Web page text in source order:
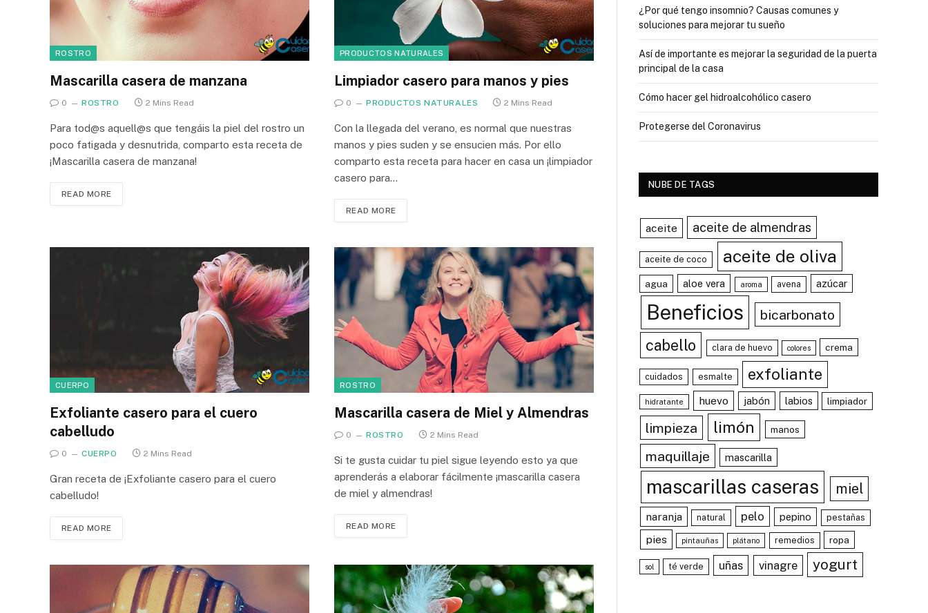
ROSTRO
Mascarilla casera de manzana
0 ROSTRO 2 Mins Read
Para tod@s aquell@s que tengáis la piel del rostro un
poco fatigada y desnutrida, comparto esta receta de
¡Mascarilla casera de manzana!
READ MORE
PRODUCTOS NATURALES
Limpiador casero para manos y pies
0 PRODUCTOS NATURALES 2 Mins Read
Con la llegada del verano, es normal que nuestras
manos y pies suden y se ensucien más. Por ello
comparto esta receta para hacer en casa un ¡limpiador
casero para…
READ MORE
CUERPO
Exfoliante casero para el cuero
cabelludo
0 CUERPO 2 Mins Read
Gran receta de ¡Exfoliante casero para el cuero
cabelludo!
READ MORE
ROSTRO
Mascarilla casera de Miel y Almendras
0 ROSTRO 2 Mins Read
Si te gusta cuidar tu piel sigue leyendo esto ya que
aprenderás a elaborar fácilmente ¡mascarilla casera
de miel y almendras!
READ MORE
¿Por qué tengo insomnio? Causas comunes y
soluciones para mejorar tu sueño
Así de importante es mejorar la seguridad de la puerta
principal de la casa
Cómo hacer gel hidroalcohólico casero
Protegerse del Coronavirus
NUBE DE TAGS
aceite aceite de almendras
aceite de coco aceite de oliva
agua aloe vera aroma avena azúcar
Beneficios bicarbonato
cabello clara de huevo colores crema
cuidados esmalte exfoliante
hidratante huevo jabón labios limpiador
limpieza limón manos
maquillaje mascarilla
mascarillas caseras miel
naranja natural pelo pepino pestañas
pies pintauñas plátano remedios ropa
sol té verde uñas vinagre yogurt